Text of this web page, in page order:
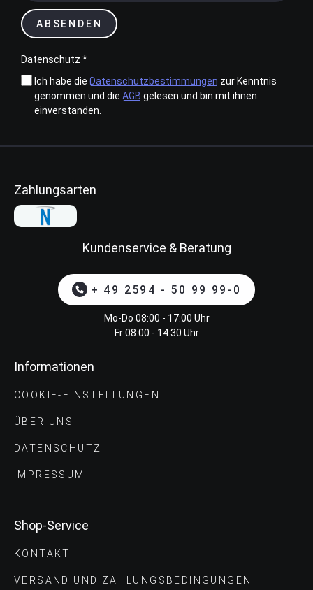
ABSENDEN
Datenschutz *
Ich habe die Datenschutzbestimmungen zur Kenntnis
genommen und die AGB gelesen und bin mit ihnen
einverstanden.
Zahlungsarten
Kundenservice & Beratung
+ 49 2594 - 50 99 99-0
Mo-Do 08:00 - 17:00 Uhr
Fr 08:00 - 14:30 Uhr
Informationen
COOKIE-EINSTELLUNGEN
ÜBER UNS
DATENSCHUTZ
IMPRESSUM
Shop-Service
KONTAKT
VERSAND UND ZAHLUNGS­BEDINGUNGEN